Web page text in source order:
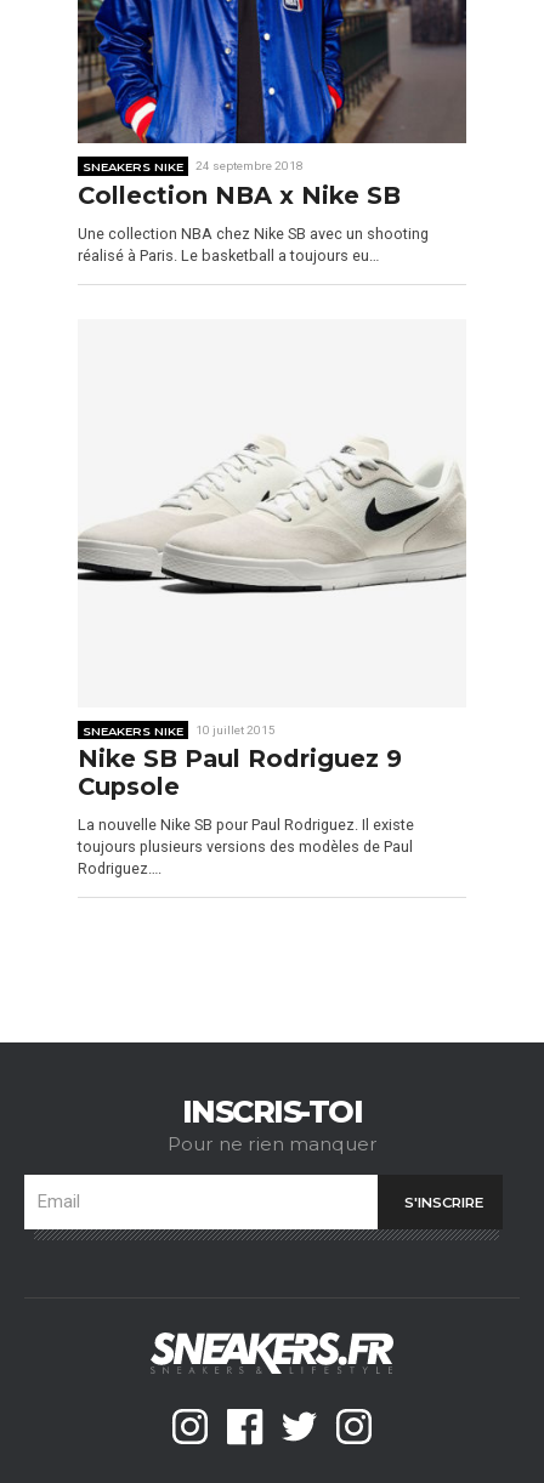
SNEAKERS NIKE 24 septembre 2018
Collection NBA x Nike SB
Une collection NBA chez Nike SB avec un shooting
réalisé à Paris. Le basketball a toujours eu…
SNEAKERS NIKE 10 juillet 2015
Nike SB Paul Rodriguez 9
Cupsole
La nouvelle Nike SB pour Paul Rodriguez. Il existe
toujours plusieurs versions des modèles de Paul
Rodriguez….
INSCRIS-TOI
Pour ne rien manquer